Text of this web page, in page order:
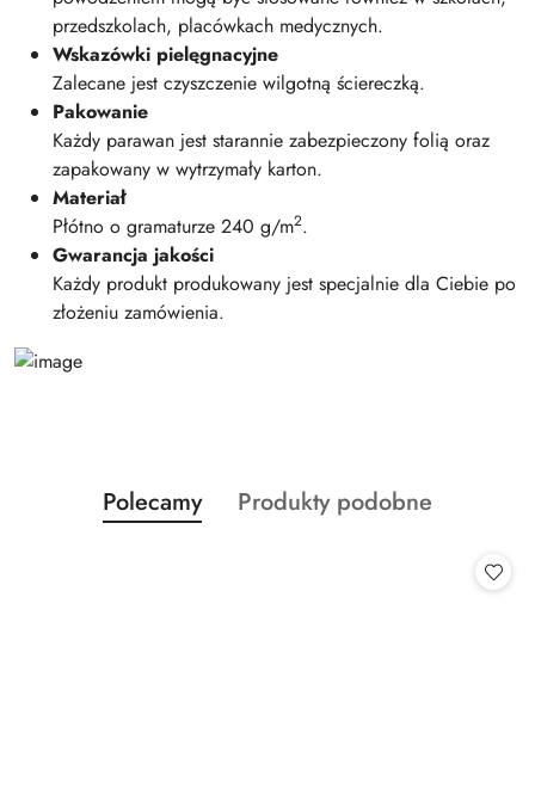
przedszkolach, placówkach medycznych.
Wskazówki pielęgnacyjne
Zalecane jest czyszczenie wilgotną ściereczką.
Pakowanie
Każdy parawan jest starannie zabezpieczony folią oraz
zapakowany w wytrzymały karton.
Materiał
Płótno o gramaturze 240 g/m2.
Gwarancja jakości
Każdy produkt produkowany jest specjalnie dla Ciebie po
złożeniu zamówienia.
Pomiń karuzelę produktów
Produkty
o
Polecamy
Produkty
Produkty podobne